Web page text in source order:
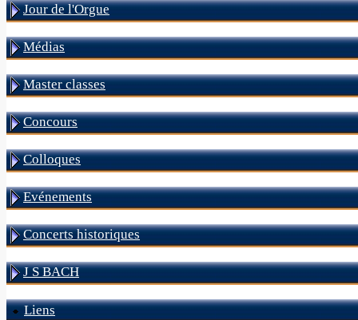
Jour de l'Orgue
Médias
Master classes
Concours
Colloques
Evénements
Concerts historiques
J S BACH
Liens